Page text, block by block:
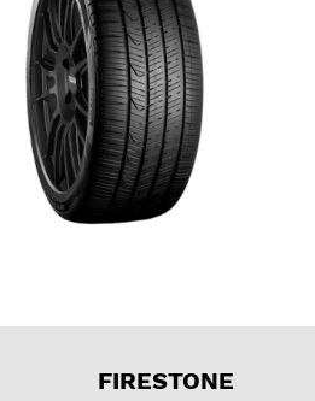
FIRESTONE